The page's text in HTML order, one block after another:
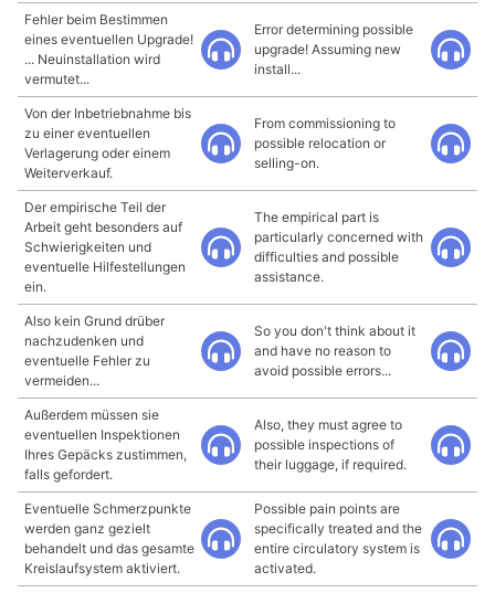
Fehler beim Bestimmen
eines eventuellen Upgrade!
... Neuinstallation wird
vermutet...
Error determining possible
upgrade! Assuming new
install...
Von der Inbetriebnahme bis
zu einer eventuellen
Verlagerung oder einem
Weiterverkauf.
From commissioning to
possible relocation or
selling-on.
Der empirische Teil der
Arbeit geht besonders auf
Schwierigkeiten und
eventuelle Hilfestellungen
ein.
The empirical part is
particularly concerned with
difficulties and possible
assistance.
Also kein Grund drüber
nachzudenken und
eventuelle Fehler zu
vermeiden...
So you don't think about it
and have no reason to
avoid possible errors...
Außerdem müssen sie
eventuellen Inspektionen
Ihres Gepäcks zustimmen,
falls gefordert.
Also, they must agree to
possible inspections of
their luggage, if required.
Eventuelle Schmerzpunkte
werden ganz gezielt
behandelt und das gesamte
Kreislaufsystem aktiviert.
Possible pain points are
specifically treated and the
entire circulatory system is
activated.